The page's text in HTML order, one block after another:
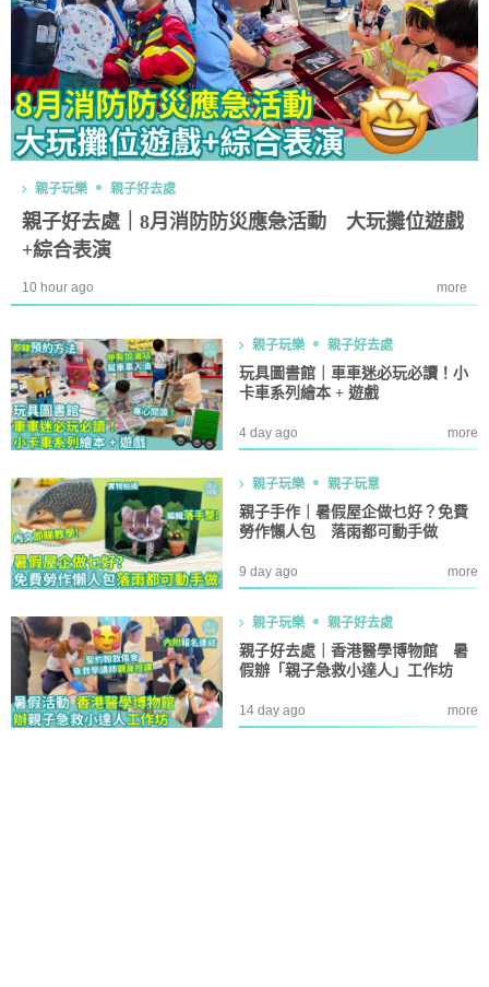
親子玩樂 親子好去處
親子好去處｜8月消防防災應急活動 大玩攤位遊戲
+綜合表演
10 hour ago more
親子玩樂 親子好去處
玩具圖書館｜車車迷必玩必讀！小
卡車系列繪本 + 遊戲
4 day ago more
親子玩樂 親子玩意
親子手作｜暑假屋企做乜好？免費
勞作懶人包 落雨都可動手做
9 day ago more
親子玩樂 親子好去處
親子好去處｜香港醫學博物館 暑
假辦「親子急救小達人」工作坊
14 day ago more